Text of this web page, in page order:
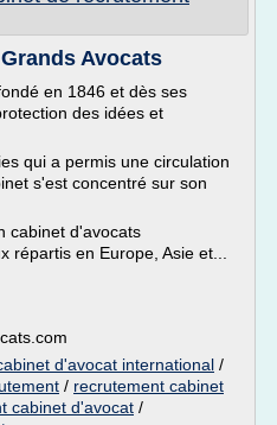
Avocats
en 1846 et dès ses
des idées et
qui a permis une circulation
s'est concentré sur son
cabinet d'avocats
répartis en Europe, Asie et...
d'avocat international /
/ recrutement cabinet
cabinet d'avocat /